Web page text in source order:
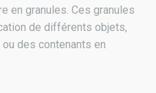
en granules. Ces granules
de différents objets,
des contenants en